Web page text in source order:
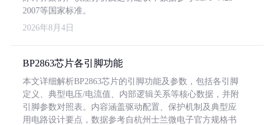
2007等国家标准。
2026年8月4日
BP2863芯片各引脚功能
本文详细解析BP2863芯片的引脚功能及参数，包括各引脚
定义、典型电压/电流值、内部逻辑关系等核心数据，并附
引脚参数对照表。内容涵盖驱动配置、保护机制及典型应
用电路设计要点，数据参考自杭州士兰微电子官方规格书